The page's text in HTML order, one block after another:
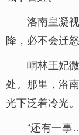
洛南皇凝
降，必不会迁
峒林王妃
处。那里，洛
光下泛着冷光。
“还有一事